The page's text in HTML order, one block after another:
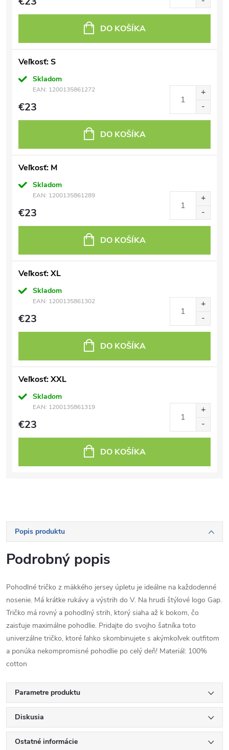
DO KOŠÍKA
Veľkosť: S
Skladom
EAN: 1200135861272
€23
DO KOŠÍKA
Veľkosť: M
Skladom
EAN: 1200135861289
€23
DO KOŠÍKA
Veľkosť: XL
Skladom
EAN: 1200135861302
€23
DO KOŠÍKA
Veľkosť: XXL
Skladom
EAN: 1200135861319
€23
DO KOŠÍKA
Popis produktu
Podrobný popis
Pohodlné tričko z mäkkého jersey úpletu je ideálne na každodenné
nosenie. Má krátke rukávy a výstrih do V. Na hrudi štýlové logo Gap.
Tričko má rovný a pohodlný strih, ktorý siaha až k bokom, čo
zaisťuje maximálne pohodlie. Pridajte do svojho šatníka toto
univerzálne tričko, ktoré ľahko skombinujete s akýmkoľvek outfitom
a ponúka nekompromisné pohodlie po celý deň! Materiál: 100%
cotton
Parametre produktu
Diskusia
Ostatné informácie